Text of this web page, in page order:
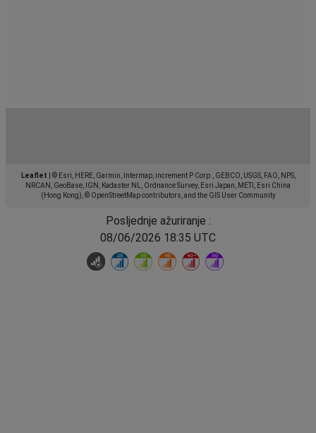
Leaflet
© Esri, HERE, Garmin, Intermap, increment P Corp., GEBCO, USGS, FAO, NPS,
NRCAN, GeoBase, IGN, Kadaster NL, Ordnance Survey, Esri Japan, METI, Esri China
(Hong Kong), © OpenStreetMap contributors, and the GIS User Community
Posljednje ažuriranje :
08/06/2026 18:35 UTC